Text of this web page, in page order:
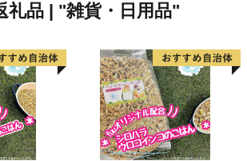
礼品 | "雑貨・日用品"